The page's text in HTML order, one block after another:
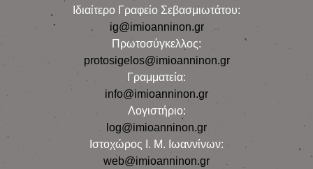
Iδιαίτερο Γραφείο Σεβασμιωτάτου:
ig@imioanninon.gr
Πρωτοσύγκελλος:
protosigelos@imioanninon.gr
Γραμματεία:
info@imioanninon.gr
Λογιστήριο:
log@imioanninon.gr
Ιστοχώρος Ι. Μ. Ιωαννίνων:
web@imioanninon.gr